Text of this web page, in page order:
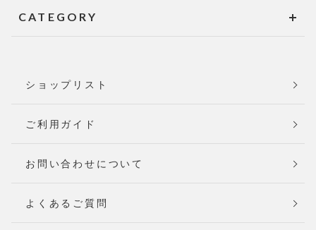
CATEGORY
ショップリスト
ご利用ガイド
お問い合わせについて
よくあるご質問